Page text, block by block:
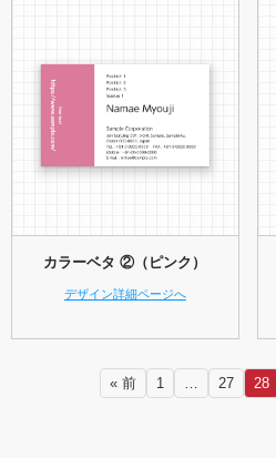
カラーベタ ②（ピンク）
デザイン詳細ページへ
« 前 1 … 27 28